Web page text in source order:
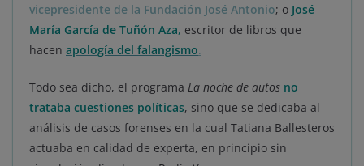
vicepresidente de la Fundación José Antonio; o José
María García de Tuñón Aza, escritor de libros que
hacen apología del falangismo.
Todo sea dicho, el programa La noche de autos no
trataba cuestiones políticas, sino que se dedicaba al
análisis de casos forenses en la cual Tatiana Ballesteros
actuaba en calidad de experta, en principio sin